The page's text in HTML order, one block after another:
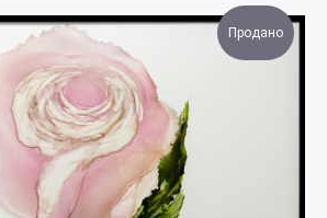
Продано